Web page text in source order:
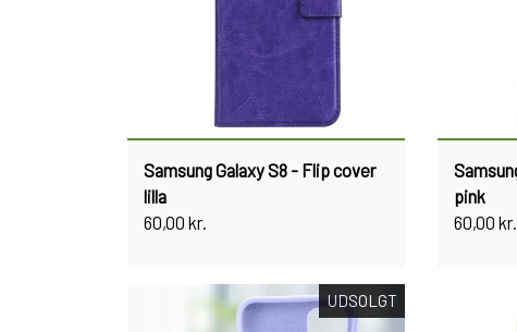
Samsung Galaxy S8 - Flip cover
lilla
60,00 kr.
pink
60,00 kr.
UDSOLGT